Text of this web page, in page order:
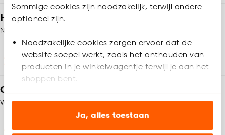
Sommige cookies zijn noodzakelijk, terwijl andere
optioneel zijn.
Noodzakelijke cookies zorgen ervoor dat de
website soepel werkt, zoals het onthouden van
producten in je winkelwagentje terwijl je aan het
shoppen bent.
Analytische cookies (optioneel) helpen ons de
website te verbeteren voor jou en al onze andere
Ja, alles toestaan
Heb je vragen?
Neem contact op met onze klantenservice
Op zoek naar inspiratie?
We helpen je graag!
Wooninspiratie